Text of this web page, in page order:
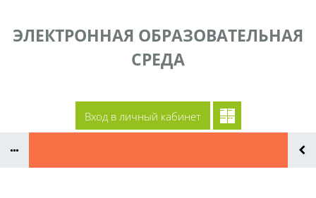
ЭЛЕКТРОННАЯ ОБРАЗОВАТЕЛЬНАЯ
СРЕДА
Вход в личный кабинет